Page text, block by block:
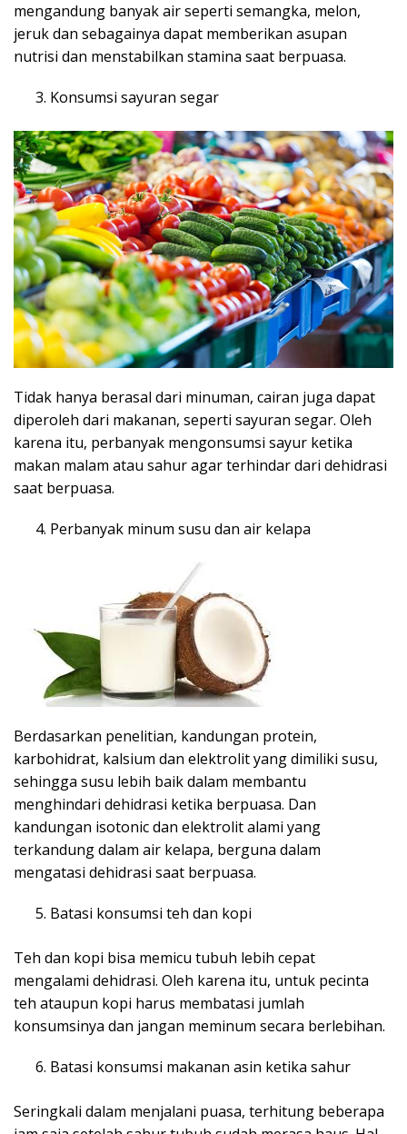
mengandung banyak air seperti semangka, melon,
jeruk dan sebagainya dapat memberikan asupan
nutrisi dan menstabilkan stamina saat berpuasa.
Konsumsi sayuran segar
Tidak hanya berasal dari minuman, cairan juga dapat
diperoleh dari makanan, seperti sayuran segar. Oleh
karena itu, perbanyak mengonsumsi sayur ketika
makan malam atau sahur agar terhindar dari dehidrasi
saat berpuasa.
Perbanyak minum susu dan air kelapa
Berdasarkan penelitian, kandungan protein,
karbohidrat, kalsium dan elektrolit yang dimiliki susu,
sehingga susu lebih baik dalam membantu
menghindari dehidrasi ketika berpuasa. Dan
kandungan isotonic dan elektrolit alami yang
terkandung dalam air kelapa, berguna dalam
mengatasi dehidrasi saat berpuasa.
Batasi konsumsi teh dan kopi
Teh dan kopi bisa memicu tubuh lebih cepat
mengalami dehidrasi. Oleh karena itu, untuk pecinta
teh ataupun kopi harus membatasi jumlah
konsumsinya dan jangan meminum secara berlebihan.
Batasi konsumsi makanan asin ketika sahur
Seringkali dalam menjalani puasa, terhitung beberapa